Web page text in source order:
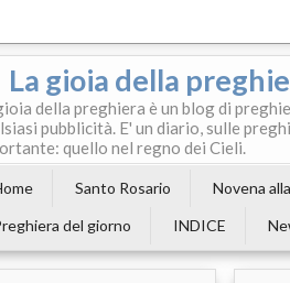
La gioia della
della preghiera è un blog di
pubblicità. E' un diario, sulle
quello nel regno dei Cieli.
Santo Rosario Novena
del giorno
INDICE